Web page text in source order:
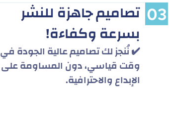
تصاميم جاهزة للنشر
بسرعة وكفاءة!
✔️ نُنجز لك تصاميم عالية الجودة في
وقت قياسي، دون المساومة على
الإبداع والاحترافية.